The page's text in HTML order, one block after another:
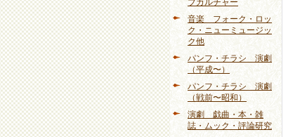
ブカルチャー
音楽 フォーク・ロッ
ク・ニューミュージッ
ク他
パンフ・チラシ 演劇
（平成〜）
パンフ・チラシ 演劇
（戦前〜昭和）
演劇 戯曲・本・雑
誌・ムック・評論研究